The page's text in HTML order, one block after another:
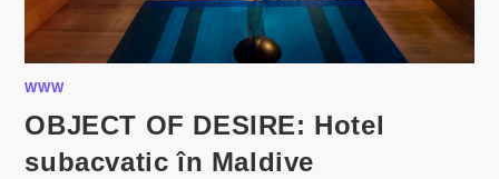
WWW
OBJECT OF DESIRE: Hotel
subacvatic în Maldive